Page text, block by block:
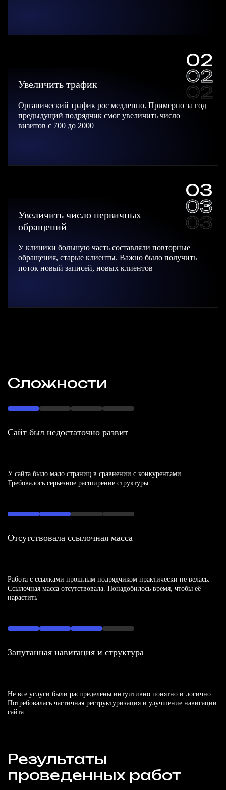
Увеличить трафик
Органический трафик рос медленно. Примерно за год
предыдущий подрядчик смог увеличить число
визитов с 700 до 2000
02
02
02
Увеличить число первичных
обращений
У клиники большую часть составляли повторные
обращения, старые клиенты. Важно было получить
поток новый записей, новых клиентов
03
03
03
Сложности
Сайт был недостаточно развит
У сайта было мало страниц в сравнении с конкурентами.
Требовалось серьезное расширение структуры
Отсутствовала ссылочная масса
Работа с ссылками прошлым подрядчиком практически не велась.
Ссылочная масса отсутствовала. Понадобилось время, чтобы её
нарастить
Запутанная навигация и структура
Не все услуги были распределены интуитивно понятно и логично.
Потребовалась частичная реструктуризация и улучшение навигации
сайта
Результаты
проведенных работ